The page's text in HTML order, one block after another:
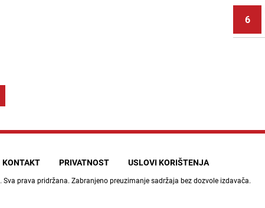
6
KONTAKT PRIVATNOST USLOVI KORIŠTENJA
. Sva prava pridržana. Zabranjeno preuzimanje sadržaja bez dozvole izdavača.